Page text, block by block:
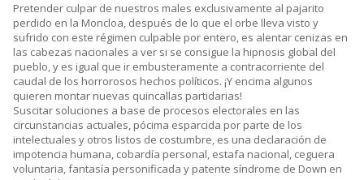
Pretender culpar de nuestros males exclusivamente al pajarito
perdido en la Moncloa, después de lo que el orbe lleva visto y
sufrido con este régimen culpable por entero, es alentar cenizas en
las cabezas nacionales a ver si se consigue la hipnosis global del
pueblo, y es igual que ir embusteramente a contracorriente del
caudal de los horrorosos hechos políticos. ¡Y encima algunos
quieren montar nuevas quincallas partidarias!
Suscitar soluciones a base de procesos electorales en las
circunstancias actuales, pócima esparcida por parte de los
intelectuales y otros listos de costumbre, es una declaración de
impotencia humana, cobardía personal, estafa nacional, ceguera
voluntaria, fantasía personificada y patente síndrome de Down en